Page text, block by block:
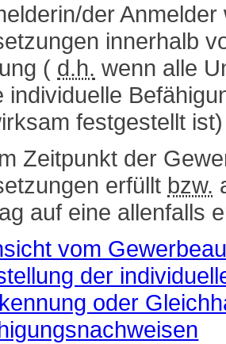
der
innerhalb
( d.h. wenn alle
individuelle
festgestellt
Zeitpunkt der
erfüllt bzw.
auf eine allenfalls
vom
der
oder